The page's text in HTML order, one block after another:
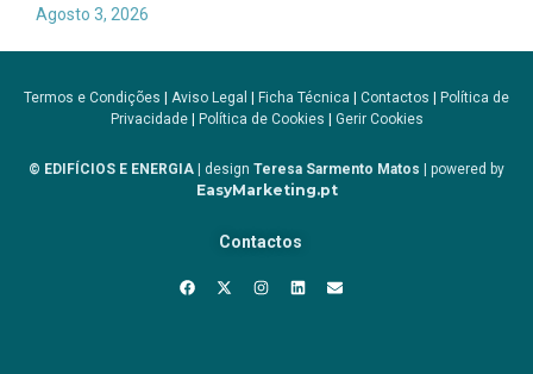
Agosto 3, 2026
Termos e Condições | Aviso Legal | Ficha Técnica | Contactos | Política de
Privacidade| Política de Cookies | Gerir Cookies
© EDIFÍCIOS E ENERGIA | design Teresa Sarmento Matos | powered by
EasyMarketing.pt
Contactos